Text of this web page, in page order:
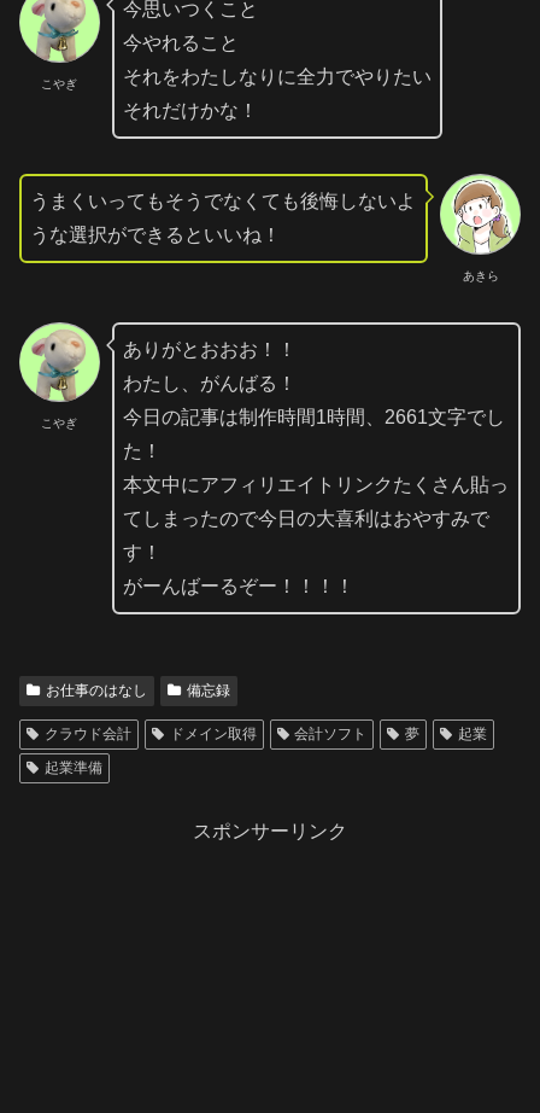
こやぎ
今思いつくこと
今やれること
それをわたしなりに全力でやりたい
それだけかな！
あきら
うまくいってもそうでなくても後悔しないよ
うな選択ができるといいね！
こやぎ
ありがとおおお！！
わたし、がんばる！
今日の記事は制作時間1時間、2661文字でし
た！
本文中にアフィリエイトリンクたくさん貼っ
てしまったので今日の大喜利はおやすみで
す！
がーんばーるぞー！！！！
お仕事のはなし 備忘録
クラウド会計 ドメイン取得 会計ソフト 夢
起業
起業準備
スポンサーリンク